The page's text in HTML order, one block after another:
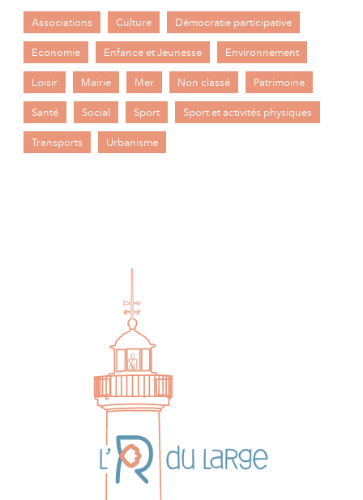
Associations Culture Démocratie participative
Economie Enfance et Jeunesse Environnement
Loisir Mairie Mer Non classé Patrimoine
Santé Social Sport Sport et activités physiques
Transports Urbanisme